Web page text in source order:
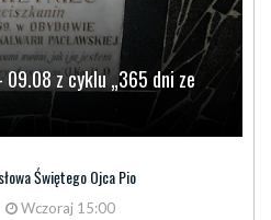
09.08 z cyklu „365 dni ze
Świętego Ojca Pio
Wczoraj 15:00